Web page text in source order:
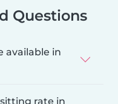
Questions
available in
rate in